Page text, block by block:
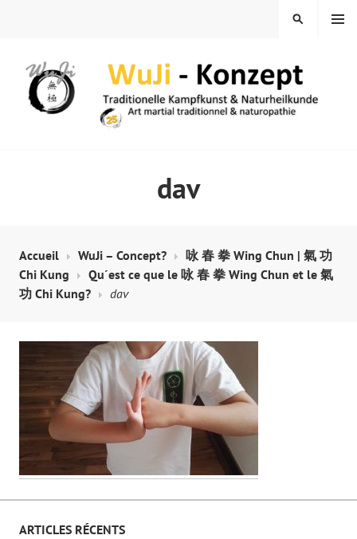
MENU
SEARCH
dav
Accueil WuJi – Concept?
咏 春 拳 Wing Chun | 氣 功
Chi Kung
Qu´est ce que le 咏 春 拳 Wing Chun et le 氣
功 Chi Kung?
dav
ARTICLES RÉCENTS